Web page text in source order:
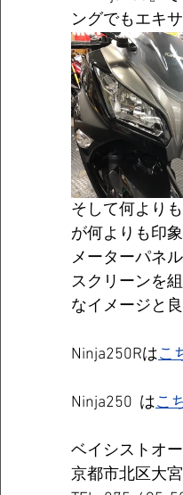
ングでもエキ
そして何より
が何よりも印象
メーターパネ
スクリーンを
なイメージと
Ninja250Rはこ
Ninja250  はこ
ベイシストオ
京都市北区大